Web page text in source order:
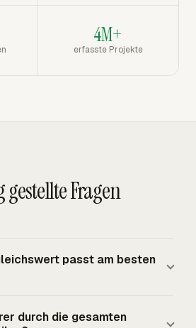
4M+
erfasste Projekte
Fragen
passt am besten
SOC 25-3021.00, Self-
durch die gesamten